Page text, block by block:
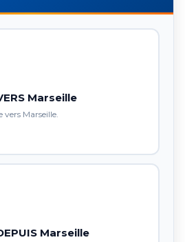
Marseille
Marseille.
Marseille